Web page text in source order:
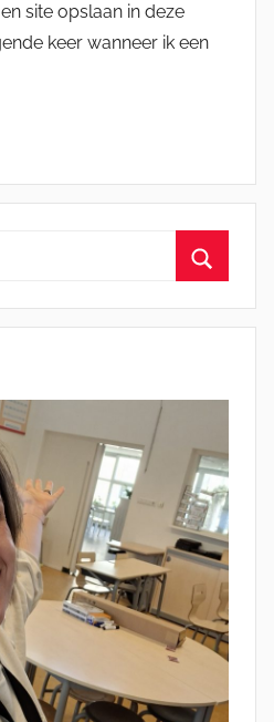
site opslaan in deze
keer wanneer ik een